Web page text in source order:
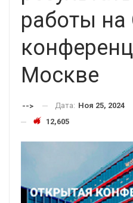
работы на
Москве
--> Дата: Ноя 25, 2024
12,605